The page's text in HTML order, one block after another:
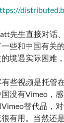
先生直接对话
些和中国有关
境遇实际困难
些视频是托管
没有Vimeo，
替代品，
有用。当然还